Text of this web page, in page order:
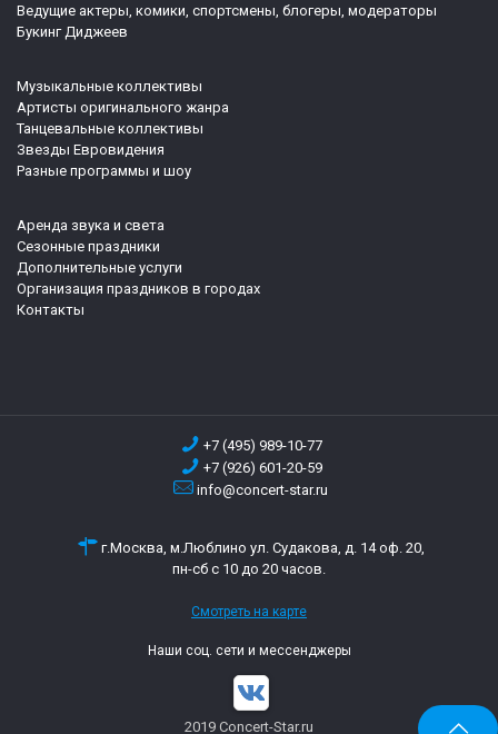
Ведущие актеры, комики, спортсмены, блогеры, модераторы
Букинг Диджеев
Музыкальные коллективы
Артисты оригинального жанра
Танцевальные коллективы
Звезды Евровидения
Разные программы и шоу
Аренда звука и света
Сезонные праздники
Дополнительные услуги
Организация праздников в городах
Контакты
+7 (495) 989-10-77
+7 (926) 601-20-59
info@concert-star.ru
г.Москва, м.Люблино ул. Судакова, д. 14 оф. 20,
пн-сб с 10 до 20 часов.
Смотреть на карте
Наши соц. сети и мессенджеры
2019 Concert-Star.ru